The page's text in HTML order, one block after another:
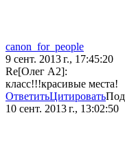
canon_for_people
9 сент. 2013 г., 17:45:20
Re[Олег А2]:
класс!!!красивые места!
ОтветитьЦитировать
10 сент. 2013 г., 13:02:50